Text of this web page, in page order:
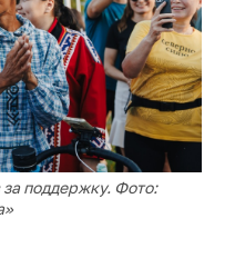
за поддержку. Фото: